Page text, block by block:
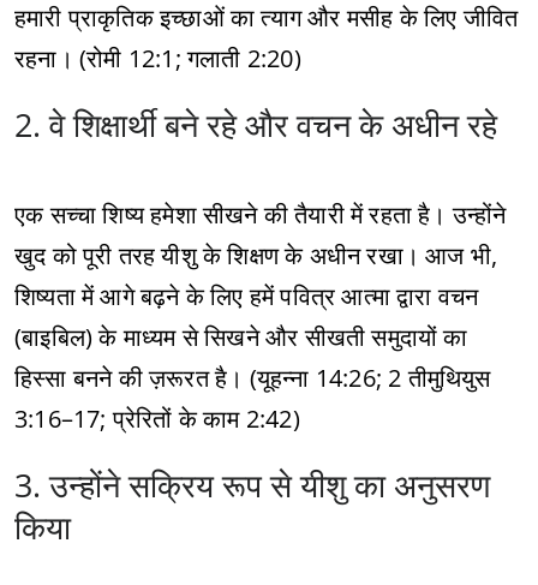
हमारी प्राकृतिक इच्छाओं का त्याग और मसीह के लिए जीवित
रहना। (रोमी 12:1; गलाती 2:20)
2. वे शिक्षार्थी बने रहे और वचन के अधीन रहे
एक सच्चा शिष्य हमेशा सीखने की तैयारी में रहता है। उन्होंने
खुद को पूरी तरह यीशु के शिक्षण के अधीन रखा। आज भी,
शिष्यता में आगे बढ़ने के लिए हमें पवित्र आत्मा द्वारा वचन
(बाइबिल) के माध्यम से सिखने और सीखती समुदायों का
हिस्सा बनने की ज़रूरत है। (यूहन्ना 14:26; 2 तीमुथियुस
3:16–17; प्रेरितों के काम 2:42)
3. उन्होंने सक्रिय रूप से यीशु का अनुसरण
किया